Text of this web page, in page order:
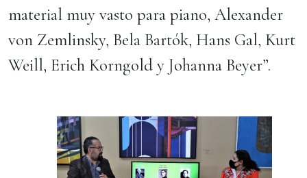
material muy vasto para piano, Alexander
von Zemlinsky, Bela Bartók, Hans Gal, Kurt
Weill, Erich Korngold y Johanna Beyer”.